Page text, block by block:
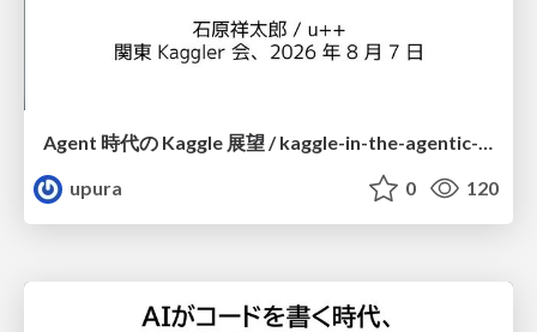
Agent 時代の Kaggle 展望 / kaggle-in-the-agentic-era
upura
0 120